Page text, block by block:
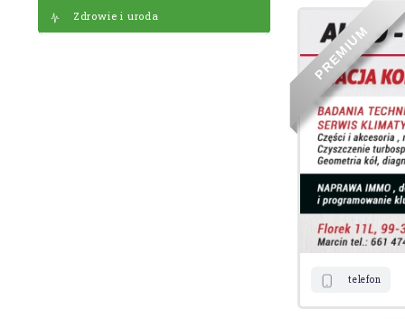
Zdrowie i uroda
P
REM
I
UM
telefon